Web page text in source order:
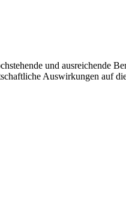
und
Auswirkungen auf